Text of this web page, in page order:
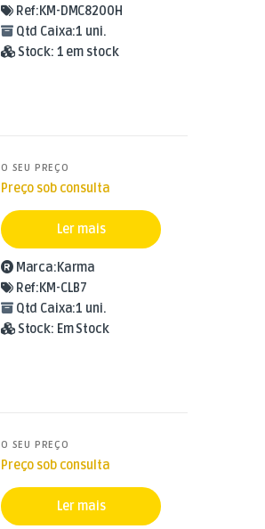
Ref:KM-DMC8200H
Qtd Caixa:1 uni.
Stock: 1 em stock
O SEU PREÇO
Preço sob consulta
Ler mais
Marca:Karma
Ref:KM-CLB7
Qtd Caixa:1 uni.
Stock: Em Stock
O SEU PREÇO
Preço sob consulta
Ler mais